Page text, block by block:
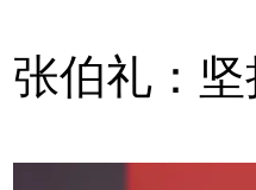
张伯礼：